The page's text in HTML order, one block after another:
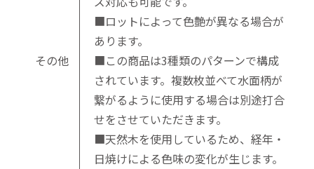
その他
■ロットによって色艶が異なる場合が
あります。
■この商品は3種類のパターンで構成
されています。複数枚並べて水面柄が
繋がるように使用する場合は別途打合
せをさせていただきます。
■天然木を使用しているため、経年・
日焼けによる色味の変化が生じます。